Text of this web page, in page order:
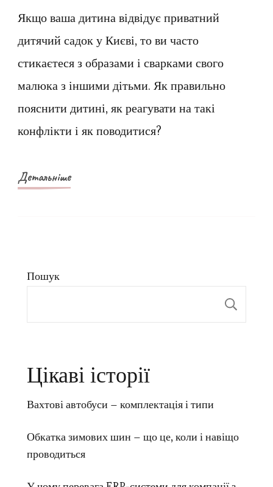
розв’язати
конфлікт
в
приватних
дитячих
Якщо ваша дитина відвідує приватний
дитячий садок у Києві, то ви часто
стикаєтеся з образами і сварками свого
малюка з іншими дітьми. Як правильно
пояснити дитині, як реагувати на такі
конфлікти і як поводитися?
Детальніше
Пошук
Цікаві історії
Вахтові автобуси – комплектація і типи
Обкатка зимових шин – що це, коли і навіщо
проводиться